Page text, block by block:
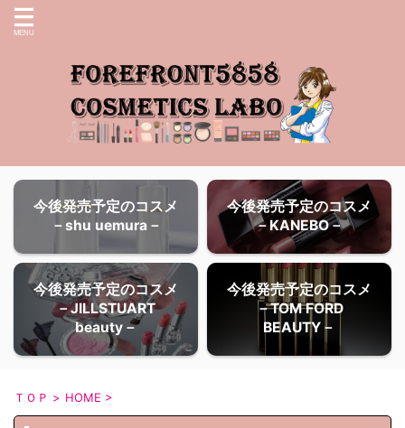
今後発売予定のコスメ
－shu uemura－
今後発売予定のコスメ
－KANEBO－
今後発売予定のコスメ
－JILLSTUART
beauty－
今後発売予定のコスメ
－TOM FORD
BEAUTY－
ＴＯＰ > HOME >